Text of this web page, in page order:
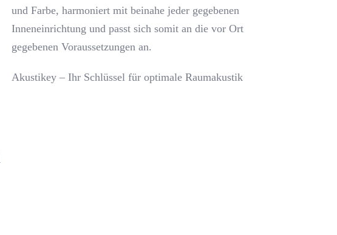
und Farbe, harmoniert mit beinahe jeder gegebenen
Inneneinrichtung und passt sich somit an die vor Ort
gegebenen Voraussetzungen an.
Akustikey – Ihr Schlüssel für optimale Raumakustik